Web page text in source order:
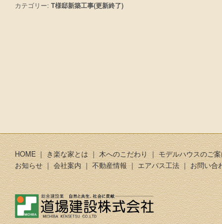
カテゴリー: T様邸新築工事(更新終了)
HOME｜き楽な家とは｜木へのこだわり｜モデルハウスのご
お知らせ｜会社案内｜不動産情報｜エアパス工法｜お問い合